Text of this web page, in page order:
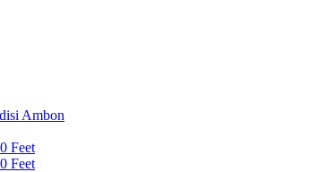
Ambon
Feet
Feet